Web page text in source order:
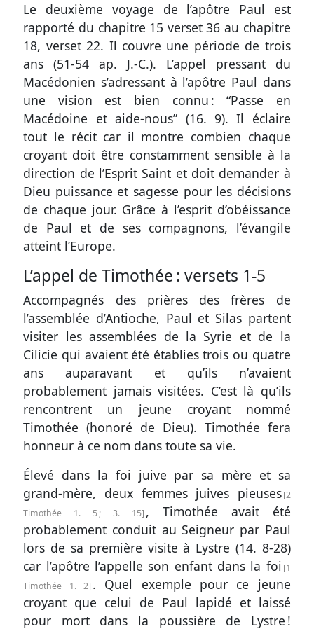
Le deuxième voyage de l’apôtre Paul est
rapporté du chapitre 15 verset 36 au chapitre
18, verset 22. Il couvre une période de trois
ans (51-54 ap. J.-C.). L’appel pressant du
Macédonien s’adressant à l’apôtre Paul dans
une vision est bien connu : “Passe en
Macédoine et aide-nous” (16. 9). Il éclaire
tout le récit car il montre combien chaque
croyant doit être constamment sensible à la
direction de l’Esprit Saint et doit demander à
Dieu puissance et sagesse pour les décisions
de chaque jour. Grâce à l’esprit d’obéissance
de Paul et de ses compagnons, l’évangile
atteint l’Europe.
L’appel de Timothée :versets 1-5
Accompagnés des prières des frères de
l’assemblée d’Antioche, Paul et Silas partent
visiter les assemblées de la Syrie et de la
Cilicie qui avaient été établies trois ou quatre
ans auparavant et qu’ils n’avaient
probablement jamais visitées. C’est là qu’ils
rencontrent un jeune croyant nommé
Timothée (honoré de Dieu). Timothée fera
honneur à ce nom dans toute sa vie.
Élevé dans la foi juive par sa mère et sa
grand-mère, deux femmes juives pieuses 2
Timothée 1. 5;3. 15 , Timothée avait été
probablement conduit au Seigneur par Paul
lors de sa première visite à Lystre (14. 8-28)
car l’apôtre l’appelle son enfant dans la foi 1
Timothée 1. 2 . Quel exemple pour ce jeune
croyant que celui de Paul lapidé et laissé
pour mort dans la poussière de Lystre !